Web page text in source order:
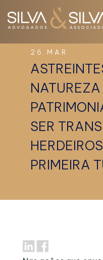
26.MAR
NATUREZA
SER
PRIMEIRA